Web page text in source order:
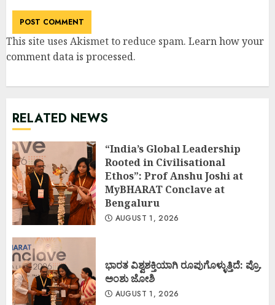
This site uses Akismet to reduce spam. Learn how your
comment data is processed.
RELATED NEWS
“India’s Global Leadership
Rooted in Civilisational
Ethos”: Prof Anshu Joshi at
MyBHARAT Conclave at
Bengaluru
AUGUST 1, 2026
ಭಾರತ ವಿಶ್ವಶಕ್ತಿಯಾಗಿ ರೂಪುಗೊಳ್ಳುತ್ತಿದೆ: ಪ್ರೊ.
ಅಂಶು ಜೋಶಿ
AUGUST 1, 2026